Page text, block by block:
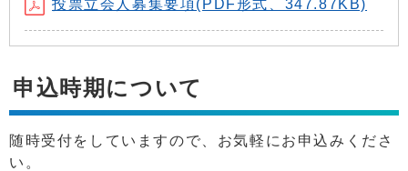
投票立会人募集要項(PDF形式、347.87KB)
申込時期について
随時受付をしていますので、お気軽にお申込みくださ
い。